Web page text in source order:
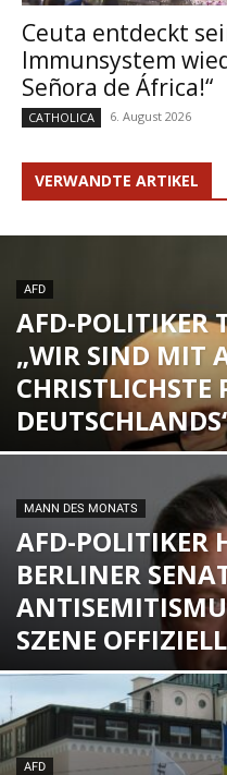
Ceuta entdeckt
Immunsystem
Señora de África!“
CATHOLICA 6. August 2026
VERWANDTE ARTIKEL
AFD
AFD-POLITIKER
„WIR SIND MIT
CHRISTLICHSTE
MANN DES MONATS
AFD-POLITIKER
BERLINER
SZENE
AFD